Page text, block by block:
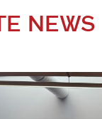
NEWS